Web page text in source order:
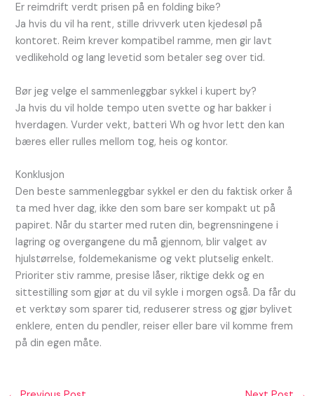
Er reimdrift verdt prisen på en folding bike?
Ja hvis du vil ha rent, stille drivverk uten kjedesøl på
kontoret. Reim krever kompatibel ramme, men gir lavt
vedlikehold og lang levetid som betaler seg over tid.
Bør jeg velge el sammenleggbar sykkel i kupert by?
Ja hvis du vil holde tempo uten svette og har bakker i
hverdagen. Vurder vekt, batteri Wh og hvor lett den kan
bæres eller rulles mellom tog, heis og kontor.
Konklusjon
Den beste sammenleggbar sykkel er den du faktisk orker å
ta med hver dag, ikke den som bare ser kompakt ut på
papiret. Når du starter med ruten din, begrensningene i
lagring og overgangene du må gjennom, blir valget av
hjulstørrelse, foldemekanisme og vekt plutselig enkelt.
Prioriter stiv ramme, presise låser, riktige dekk og en
sittestilling som gjør at du vil sykle i morgen også. Da får du
et verktøy som sparer tid, reduserer stress og gjør bylivet
enklere, enten du pendler, reiser eller bare vil komme frem
på din egen måte.